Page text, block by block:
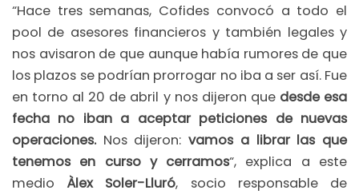
“Hace tres semanas, Cofides convocó a todo el
pool de asesores financieros y también legales y
nos avisaron de que aunque había rumores de que
los plazos se podrían prorrogar no iba a ser así. Fue
en torno al 20 de abril y nos dijeron que desde esa
fecha no iban a aceptar peticiones de nuevas
operaciones. Nos dijeron:vamos a librar las que
tenemos en curso y cerramos“, explica a este
medio Àlex Soler-Lluró, socio responsable de